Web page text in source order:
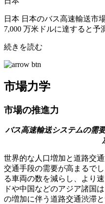
日本 日本のバス高速輸送市
7,000 万米ドルに達すると予
続きを読む
市場力学
市場の推進力
バス高速輸送システムの需
世界的な人口増加と道路交
交通手段の需要が高まるでし
る車両の数を減らし、より
ドや中国などのアジア諸国
の増加に伴う道路交通渋滞